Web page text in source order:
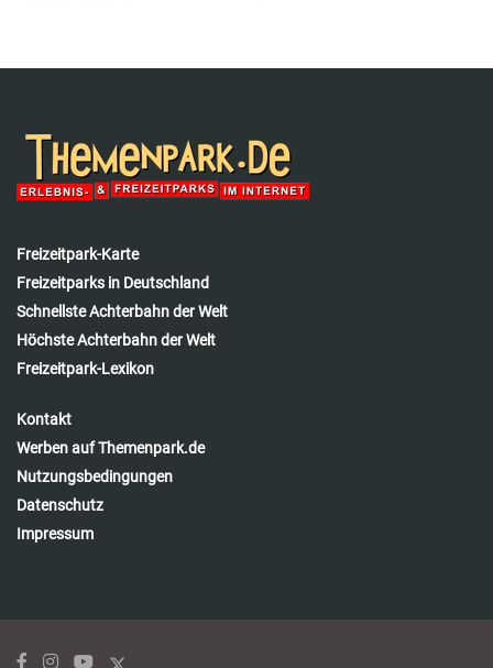
Freizeitpark-Karte
Freizeitparks in Deutschland
Schnellste Achterbahn der Welt
Höchste Achterbahn der Welt
Freizeitpark-Lexikon
Kontakt
Werben auf Themenpark.de
Nutzungsbedingungen
Datenschutz
Impressum